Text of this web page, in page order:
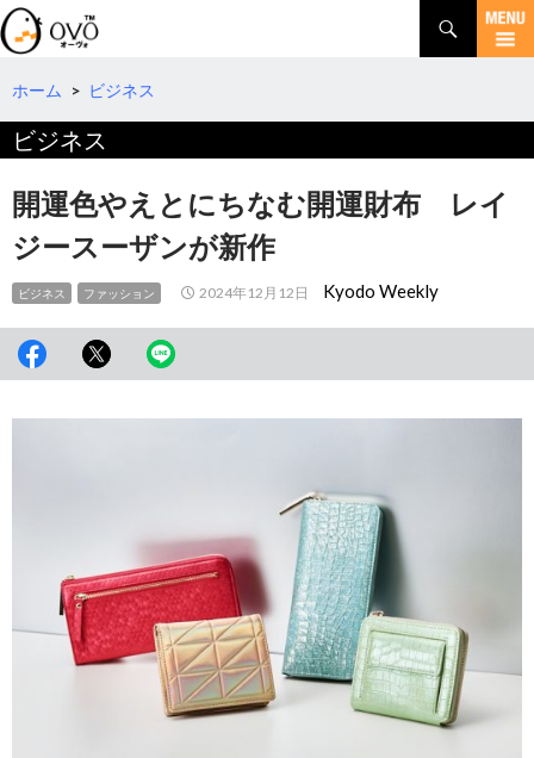
検
索
コ
テ
へ
移
動
ホーム > ビジネス
ビジネス
開運色やえとにちなむ開運財布 レイ
ジースーザンが新作
ビジネス ファッション 2024年12月12日 Kyodo Weekly